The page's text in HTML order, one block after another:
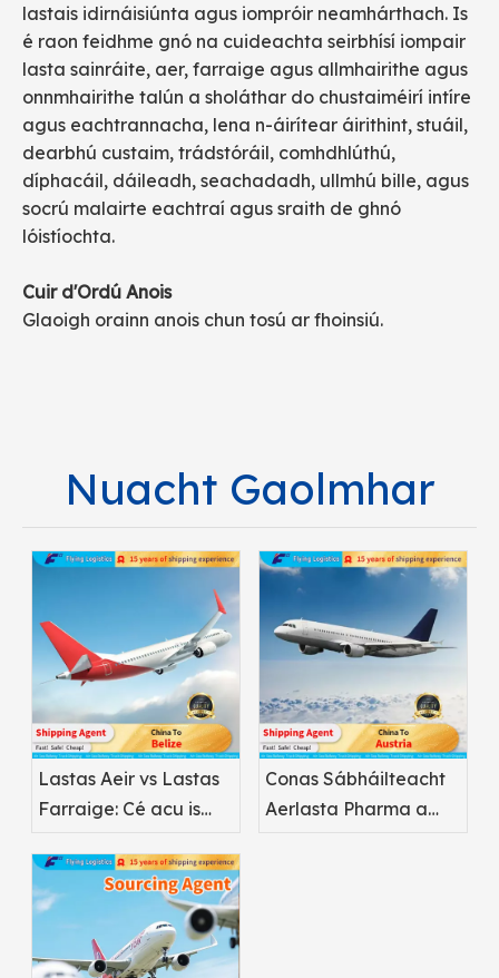
lastais idirnáisiúnta agus iompróir neamhárthach. Is
é raon feidhme gnó na cuideachta seirbhísí iompair
lasta sainráite, aer, farraige agus allmhairithe agus
onnmhairithe talún a sholáthar do chustaiméirí intíre
agus eachtrannacha, lena n-áirítear áirithint, stuáil,
dearbhú custaim, trádstóráil, comhdhlúthú,
díphacáil, dáileadh, seachadadh, ullmhú bille, agus
socrú malairte eachtraí agus sraith de ghnó
lóistíochta.
Cuir d'Ordú Anois
Glaoigh orainn anois chun tosú ar fhoinsiú.
Nuacht Gaolmhar
Lastas Aeir vs Lastas
Farraige: Cé acu is
Chógaisíocht?
Conas Sábháilteacht
Aerlasta Pharma a